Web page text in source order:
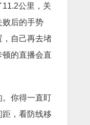
公里，关
败后的手势
自己再去堵
的直播会直
。你得一直盯
，看防线移